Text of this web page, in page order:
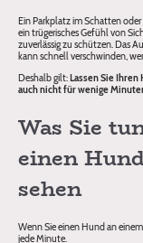
Ein Parkplatz im Schatten
ein trügerisches Gefühl von
zuverlässig zu schützen. Das
kann schnell verschwinden,
Deshalb gilt:Lassen Sie Ihren
auch nicht für wenige
Was Sie
einen
sehen
Wenn Sie einen Hund an
jede Minute.